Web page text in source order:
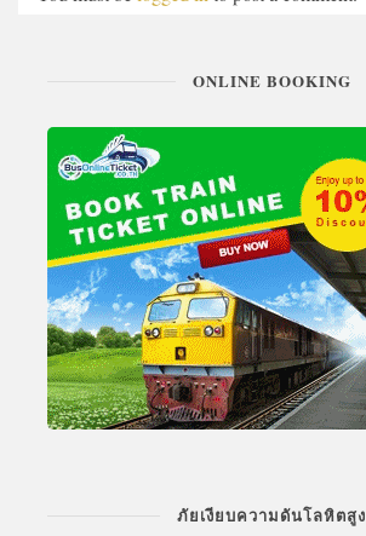
ONLINE BOOKING
ภัยเงียบความดันโลหิตสูง